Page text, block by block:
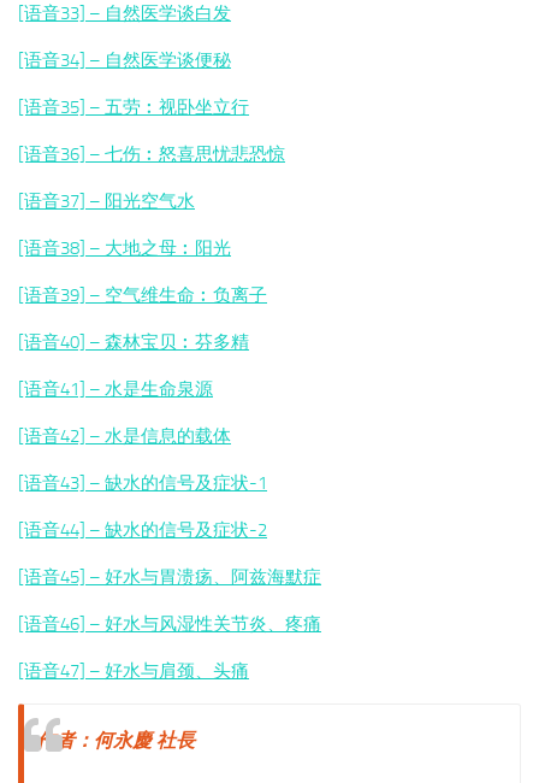
[语音33] – 自然医学谈白发
[语音34] – 自然医学谈便秘
[语音35] – 五劳︰视卧坐立行
[语音36] – 七伤︰怒喜思忧悲恐惊
[语音37] – 阳光空气水
[语音38] – 大地之母︰阳光
[语音39] – 空气维生命︰ 负离子
[语音40] – 森林宝贝︰芬多精
[语音41] – 水是生命泉源
[语音42] – 水是信息的载体
[语音43] – 缺水的信号及症状-1
[语音44] – 缺水的信号及症状-2
[语音45] – 好水与胃溃疡、阿兹海默症
[语音46] – 好水与风湿性关节炎、疼痛
[语音47] – 好水与肩颈、头痛
作者：何永慶 社長